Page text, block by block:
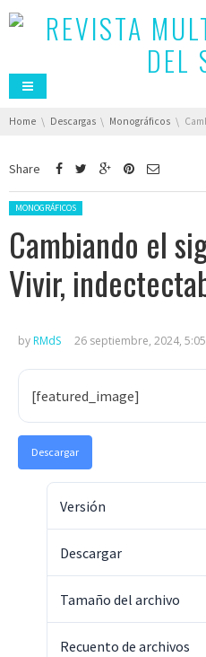
You are here:
Home Descargas Monográficos Cambiando
Share
Posted in:
MONOGRÁFICOS
Cambiando el
Vivir,
by RMdS 26 septiembre, 2024,
[featured_image]
Descargar
Versión
Descargar
Tamaño del archivo
Recuento de archivos